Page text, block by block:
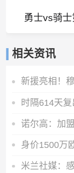
勇士vs骑士
相关资讯